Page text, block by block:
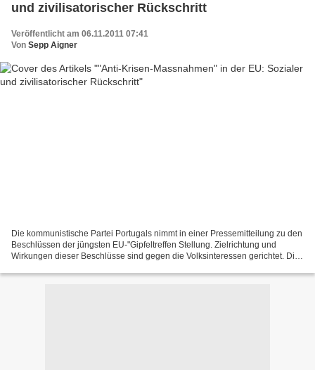
und zivilisatorischer Rückschritt
Veröffentlicht am 06.11.2011 07:41
Von Sepp Aigner
Die kommunistische Partei Portugals nimmt in einer Pressemitteilung zu den
Beschlüssen der jüngsten EU-"Gipfeltreffen Stellung. Zielrichtung und
Wirkungen dieser Beschlüsse sind gegen die Volksinteressen gerichtet. Die